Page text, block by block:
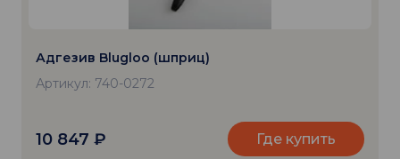
Адгезив Blugloo (шприц)
Артикул: 740-0272
10 847 ₽ Где купить